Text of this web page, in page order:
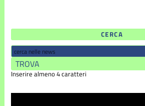
CERCA
Inserire almeno 4 caratteri